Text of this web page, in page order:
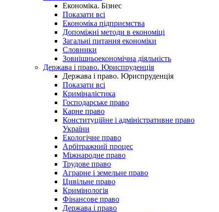
Економіка. Бізнес
Показати всі
Економіка підприємства
Допоміжні методи в економіці
Загальні питання економіки
Словники
Зовнішньоекономічна діяльність
Держава і право. Юриспруденція
Держава і право. Юриспруденція
Показати всі
Криміналістика
Господарське право
Карне право
Конституційне і адміністративне право
України
Екологічне право
Арбітражний процес
Міжнародне право
Трудове право
Аграрне і земельне право
Цивільне право
Кримінологія
Фінансове право
Держава і право